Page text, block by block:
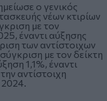
ο γενικός
νέων κτιρίων
με τον
έναντι αύξησης
των αντίστοιχων
με τον δείκτη
1,1%, έναντι
αντίστοιχη
2024.